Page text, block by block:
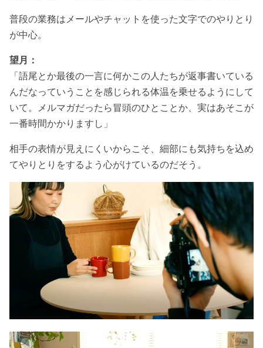
普段の業務はメールやチャットを使った文字でのやりとり
が中心。
望月：
「語尾とか最後の一言に何かこの人たちが返事書いている
んだなっていうことを感じられる体温を乗せるようにして
いて。メルマガだったら冒頭のひとことか、実はあそこが
一番時間かかりますし 」
相手の表情が見えにくいからこそ、細部にも気持ちを込め
てやりとりをするよう心がけているのだそう。